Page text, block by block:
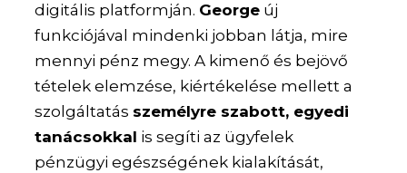
digitális platformján. George új
funkciójával mindenki jobban látja, mire
mennyi pénz megy. A kimenő és bejövő
tételek elemzése, kiértékelése mellett a
szolgáltatás személyre szabott, egyedi
tanácsokkal is segíti az ügyfelek
pénzügyi egészségének kialakítását,